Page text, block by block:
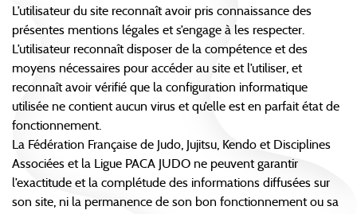
L’utilisateur du site reconnaît avoir pris connaissance des
présentes mentions légales et s’engage à les respecter.
L’utilisateur reconnaît disposer de la compétence et des
moyens nécessaires pour accéder au site et l’utiliser, et
reconnaît avoir vérifié que la configuration informatique
utilisée ne contient aucun virus et qu’elle est en parfait état de
fonctionnement.
La Fédération Française de Judo, Jujitsu, Kendo et Disciplines
Associées et la Ligue PACA JUDO ne peuvent garantir
l’exactitude et la complétude des informations diffusées sur
son site, ni la permanence de son bon fonctionnement ou sa